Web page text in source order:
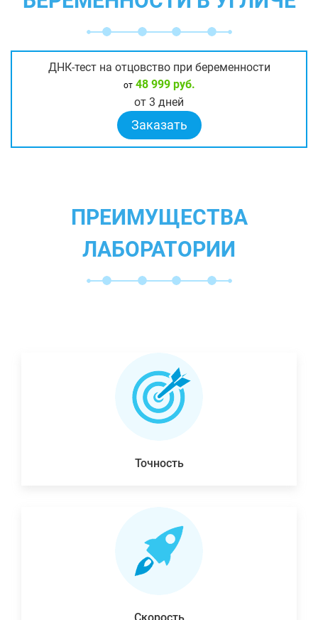
ДНК-тест на отцовство при беременности
от48 999 руб.
от 3 дней
Заказать
ПРЕИМУЩЕСТВА
ЛАБОРАТОРИИ
Точность